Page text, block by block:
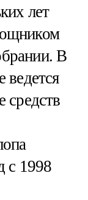
лет
В
ведется
средств
с 1998